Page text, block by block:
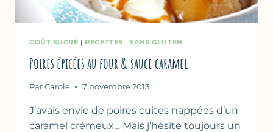
GOÛT SUCRÉ | RECETTES |SANS GLUTEN
Poires épicées au four & sauce caramel
Par Carole 7 novembre 2013
J’avais envie de poires cuites nappées d’un
caramel crémeux… Mais j’hésite toujours un